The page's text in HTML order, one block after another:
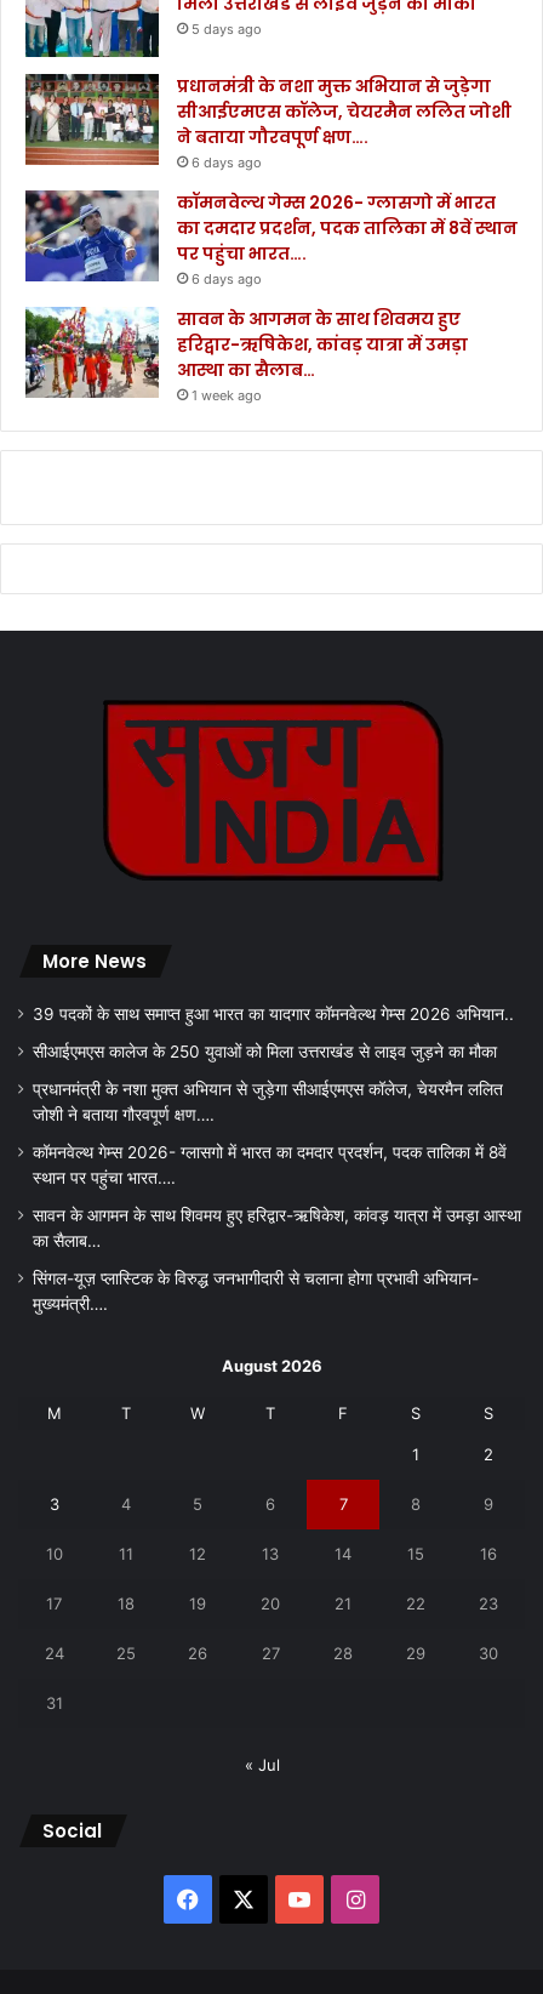
5 days ago
प्रधानमंत्री के नशा मुक्त अभियान से जुड़ेगा
सीआईएमएस कॉलेज, चेयरमैन ललित जोशी
ने बताया गौरवपूर्ण क्षण….
6 days ago
कॉमनवेल्थ गेम्स 2026- ग्लासगो में भारत
का दमदार प्रदर्शन, पदक तालिका में 8वें स्थान
पर पहुंचा भारत….
6 days ago
सावन के आगमन के साथ शिवमय हुए
हरिद्वार-ऋषिकेश, कांवड़ यात्रा में उमड़ा
आस्था का सैलाब…
1 week ago
More News
39 पदकों के साथ समाप्त हुआ भारत का यादगार कॉमनवेल्थ गेम्स 2026 अभियान..
सीआईएमएस कालेज के 250 युवाओं को मिला उत्तराखंड से लाइव जुड़ने का मौका
प्रधानमंत्री के नशा मुक्त अभियान से जुड़ेगा सीआईएमएस कॉलेज, चेयरमैन ललित
जोशी ने बताया गौरवपूर्ण क्षण….
कॉमनवेल्थ गेम्स 2026- ग्लासगो में भारत का दमदार प्रदर्शन, पदक तालिका में 8वें
स्थान पर पहुंचा भारत….
सावन के आगमन के साथ शिवमय हुए हरिद्वार-ऋषिकेश, कांवड़ यात्रा में उमड़ा आस्था
का सैलाब…
सिंगल-यूज़ प्लास्टिक के विरुद्ध जनभागीदारी से चलाना होगा प्रभावी अभियान-
मुख्यमंत्री….
August 2026
M T W T F S S
1 2
3 4 5 6 7 8 9
10 11 12 13 14 15 16
17 18 19 20 21 22 23
24 25 26 27 28 29 30
31
« Jul
Social
Facebook YouTubeInstagram